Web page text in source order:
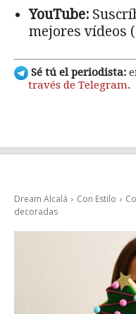
YouTube:
mejores vídeos (
Sé tú el periodista:
través de Telegram.